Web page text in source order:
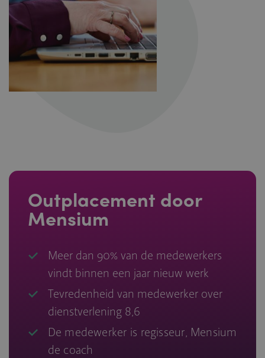
Outplacement door
Mensium
Meer dan 90% van de medewerkers
vindt binnen een jaar nieuw werk
Tevredenheid van medewerker over
dienstverlening 8,6
De medewerker is regisseur, Mensium
de coach